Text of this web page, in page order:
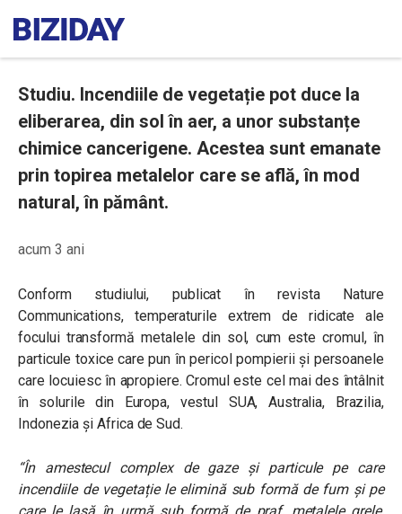
Studiu. Incendiile de vegetație pot duce la
eliberarea, din sol în aer, a unor substanțe
chimice cancerigene. Acestea sunt emanate
prin topirea metalelor care se află, în mod
natural, în pământ.
acum 3 ani
Conform studiului, publicat în revista Nature
Communications, temperaturile extrem de ridicate ale
focului transformă metalele din sol, cum este cromul, în
particule toxice care pun în pericol pompierii și persoanele
care locuiesc în apropiere. Cromul este cel mai des întâlnit
în solurile din Europa, vestul SUA, Australia, Brazilia,
Indonezia și Africa de Sud.
“În amestecul complex de gaze și particule pe care
incendiile de vegetație le elimină sub formă de fum și pe